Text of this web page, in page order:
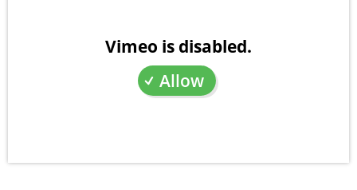
Vimeo is disabled.
Allow